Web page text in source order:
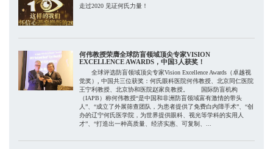
走过2020 见证何氏力量！
何伟教授荣膺全球防盲领域顶尖专家VISION
EXCELLENCE AWARDS，中国3人获奖！
全球评选防盲领域顶尖专家Vision Excellence Awards（卓越视
觉奖）, 中国共三位获奖：何氏眼科医院何伟教授、北京同仁医院
王宁利教授、北京协和医院赵家良教授。 国际防盲机构
（IAPB）称何伟教授“是中国和非洲防盲领域富有激情的带头
人”、“成立了外展筛查团队，为患者提供了免费白内障手术”、“创
办的辽宁何氏医学院，为世界提供眼科、视光等学科的实用人
才”、“打造出一种高质量、经济实惠、可复制、...